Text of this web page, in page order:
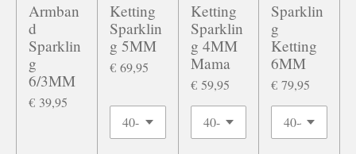
Armban
d
Sparklin
g
6/3MM
€ 39,95
Ketting
Sparklin
g 5MM
€ 69,95
Ketting
Sparklin
g 4MM
Mama
€ 59,95
Sparklin
g
Ketting
6MM
€ 79,95